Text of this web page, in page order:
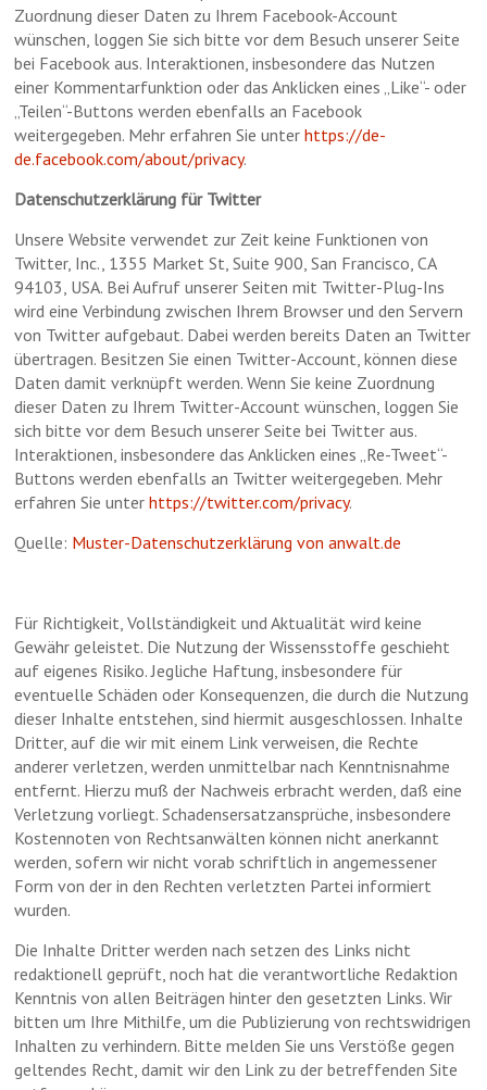
Zuordnung dieser Daten zu Ihrem Facebook-Account
wünschen, loggen Sie sich bitte vor dem Besuch unserer Seite
bei Facebook aus. Interaktionen, insbesondere das Nutzen
einer Kommentarfunktion oder das Anklicken eines „Like“- oder
„Teilen“-Buttons werden ebenfalls an Facebook
weitergegeben. Mehr erfahren Sie unterhttps://de-
de.facebook.com/about/privacy.
Datenschutzerklärung für Twitter
Unsere Website verwendet zur Zeit keine Funktionen von
Twitter, Inc., 1355 Market St, Suite 900, San Francisco, CA
94103, USA. Bei Aufruf unserer Seiten mit Twitter-Plug-Ins
wird eine Verbindung zwischen Ihrem Browser und den Servern
von Twitter aufgebaut. Dabei werden bereits Daten an Twitter
übertragen. Besitzen Sie einen Twitter-Account, können diese
Daten damit verknüpft werden. Wenn Sie keine Zuordnung
dieser Daten zu Ihrem Twitter-Account wünschen, loggen Sie
sich bitte vor dem Besuch unserer Seite bei Twitter aus.
Interaktionen, insbesondere das Anklicken eines „Re-Tweet“-
Buttons werden ebenfalls an Twitter weitergegeben. Mehr
erfahren Sie unterhttps://twitter.com/privacy.
Quelle: Muster-Datenschutzerklärung von anwalt.de
Für Richtigkeit, Vollständigkeit und Aktualität wird keine
Gewähr geleistet. Die Nutzung der Wissensstoffe geschieht
auf eigenes Risiko. Jegliche Haftung, insbesondere für
eventuelle Schäden oder Konsequenzen, die durch die Nutzung
dieser Inhalte entstehen, sind hiermit ausgeschlossen. Inhalte
Dritter, auf die wir mit einem Link verweisen, die Rechte
anderer verletzen, werden unmittelbar nach Kenntnisnahme
entfernt. Hierzu muß der Nachweis erbracht werden, daß eine
Verletzung vorliegt. Schadensersatzansprüche, insbesondere
Kostennoten von Rechtsanwälten können nicht anerkannt
werden, sofern wir nicht vorab schriftlich in angemessener
Form von der in den Rechten verletzten Partei informiert
wurden.
Die Inhalte Dritter werden nach setzen des Links nicht
redaktionell geprüft, noch hat die verantwortliche Redaktion
Kenntnis von allen Beiträgen hinter den gesetzten Links. Wir
bitten um Ihre Mithilfe, um die Publizierung von rechtswidrigen
Inhalten zu verhindern. Bitte melden Sie uns Verstöße gegen
geltendes Recht, damit wir den Link zu der betreffenden Site